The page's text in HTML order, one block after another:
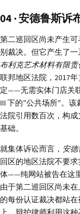
04 · 安德鲁斯诉
第二巡回区尚未产生可
别裁决。但它产生了
布利克艺术材料有限
联邦地区法院，2017
定——无需实体门店关
III 下的”公共场所”。
法院引用数百次，构成
基础。
就集体诉讼而言， 安
回区的地区法院不要
体——纯网站被告在这
由于第二巡回区尚未
的每份认证裁决都站